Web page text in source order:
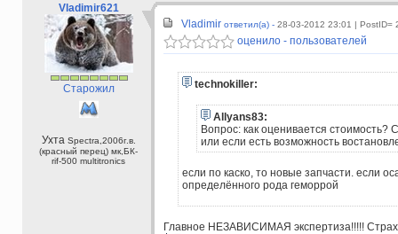
Vladimir621
Старожил
Ухта Spectra,2006г.в.
(красный перец) мк,БК-
rif-500 multitronics
Vladimir ответил(а) - 28-03-2012 23:01 | PostID=
оценило - пользователей
technokiller:
Allyans83:
Вопрос: как оценивается стоимость?
или если есть возможность
если по каско, то новые запчасти. если
определённого рода геморрой
Главное НЕЗАВИСИМАЯ экспертиза!!!!!